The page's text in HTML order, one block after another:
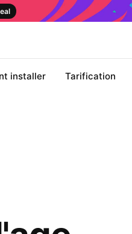
installer Tarification